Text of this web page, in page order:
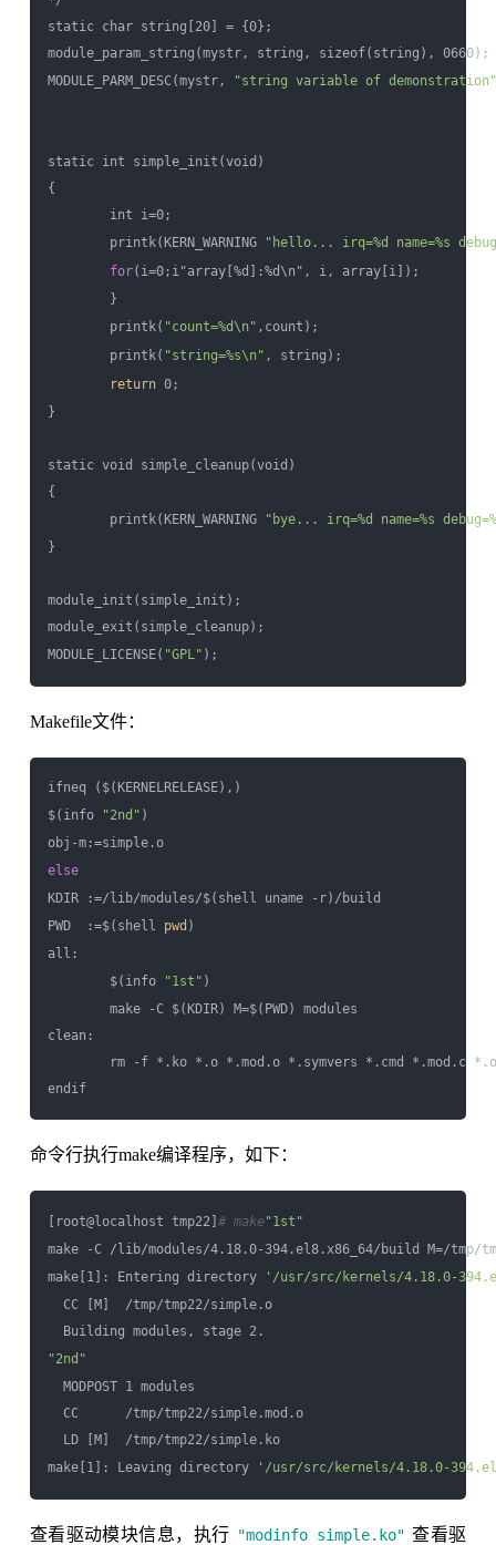
static char string[20] = {0};
module_param_string(mystr, string, sizeof(string), 0660);
MODULE_PARM_DESC(mystr,
"string variable of demonstration"
static int simple_init(void)
{
int i=0;
printk(KERN_WARNING
"hello... irq=%d name=%s
for(i=0;i"array[%d]:%d\n", i, array[i]);
}
printk( "count=%d\n" ,count);
printk( "string=%s\n" , string);
return 0;
}
static void simple_cleanup(void)
{
printk(KERN_WARNING
"bye... irq=%d name=%s
}
module_init(simple_init);
module_exit(simple_cleanup);
MODULE_LICENSE( "GPL"
Makefile文件：
ifneq ($(KERNELRELEASE),)
$(info
"2nd" )
obj-m:=simple.o
else
KDIR :=/lib/modules/$(shell uname -r)/build
PWD  :=$(shell pwd )
all:
$(info
"1st" )
make -C $(KDIR) M=$(PWD) modules
clean:
rm -f *.ko *.o *.mod.o *.symvers *.cmd *.mod.c
endif
命令行执行make编译程序，如下：
[root@localhost tmp22] # make"1st"
make -C /lib/modules/4.18.0-394.el8.x86_64/build M=/tmp/
make[1]: Entering directory
'/usr/src/kernels/4.18.0-
CC [M]  /tmp/tmp22/simple.o
"2nd"
MODPOST 1 modules
CC      /tmp/tmp22/simple.mod.o
LD [M]  /tmp/tmp22/simple.ko
make[1]: Leaving directory
'/usr/src/kernels/4.18.0-
查看驱动模块信息，执行 "modinfo simple.ko" 查看驱